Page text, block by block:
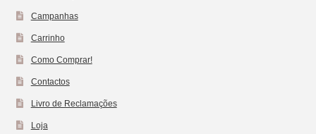
Campanhas
Carrinho
Como Comprar!
Contactos
Livro de Reclamações
Loja